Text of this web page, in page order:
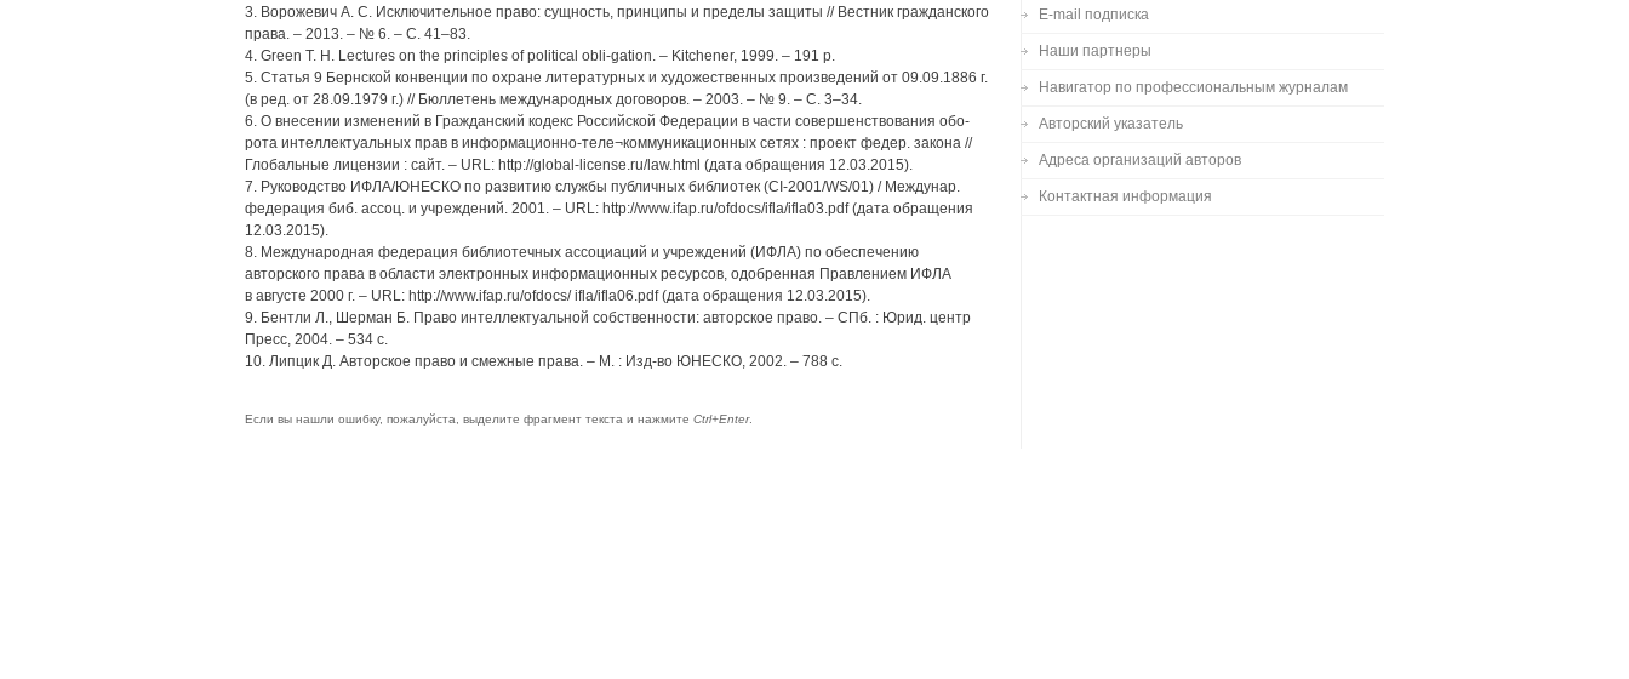
3. Ворожевич А. С. Исключительное право: сущность, принципы и пределы защиты // Вестник гражданского
права. – 2013. – № 6. – С. 41–83.
4. Green T. H. Lectures on the principles of political obli-gation. – Kitchener, 1999. – 191 p.
5. Статья 9 Бернской конвенции по охране литературных и художественных произведений от 09.09.1886 г.
(в ред. от 28.09.1979 г.) // Бюллетень международных договоров. – 2003. – № 9. – С. 3–34.
6. О внесении изменений в Гражданский кодекс Российской Федерации в части совершенствования обо-
рота интеллектуальных прав в информационно-теле¬коммуникационных сетях : проект федер. закона //
Глобальные лицензии : сайт. – URL: http://global-license.ru/law.html (дата обращения 12.03.2015).
7. Руководство ИФЛА/ЮНЕСКО по развитию службы публичных библиотек (CI-2001/WS/01) / Междунар.
федерация биб. ассоц. и учреждений. 2001. – URL: http://www.ifap.ru/ofdocs/ifla/ifla03.pdf (дата обращения
12.03.2015).
8. Международная федерация библиотечных ассоциаций и учреждений (ИФЛА) по обеспечению
авторского права в области электронных информационных ресурсов, одобренная Правлением ИФЛА
в августе 2000 г. – URL: http://www.ifap.ru/ofdocs/ ifla/ifla06.pdf (дата обращения 12.03.2015).
9. Бентли Л., Шерман Б. Право интеллектуальной собственности: авторское право. – СПб. : Юрид. центр
Пресс, 2004. – 534 с.
10. Липцик Д. Авторское право и смежные права. – М. : Изд-во ЮНЕСКО, 2002. – 788 с.
Если вы нашли ошибку, пожалуйста, выделите фрагмент текста и нажмите Ctrl+Enter.
E-mail подписка
Наши партнеры
Навигатор по профессиональным журналам
Авторский указатель
Адреса организаций авторов
Контактная информация